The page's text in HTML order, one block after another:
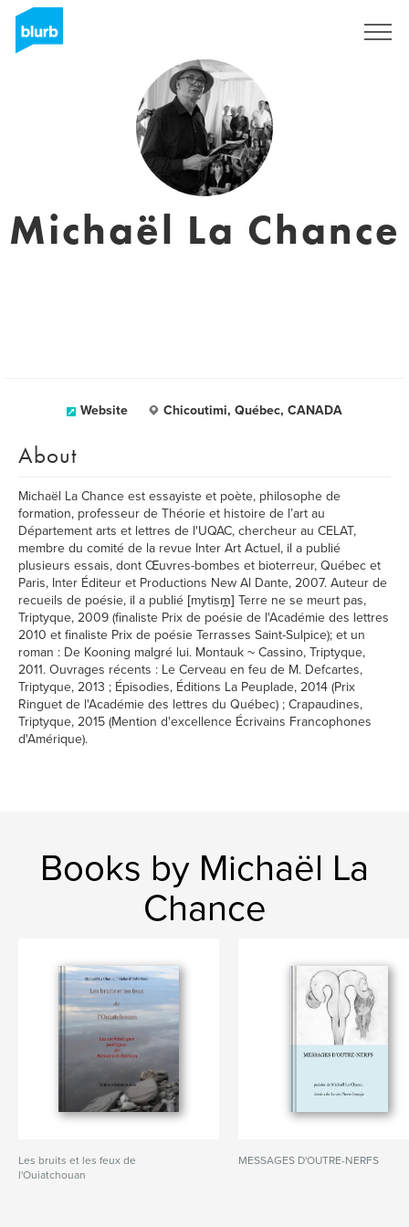
Michaël La Chance
Website Chicoutimi, Québec, CANADA
About
Michaël La Chance est essayiste et poète, philosophe de
formation, professeur de Théorie et histoire de l’art au
Département arts et lettres de l'UQAC, chercheur au CELAT,
membre du comité de la revue Inter Art Actuel, il a publié
plusieurs essais, dont Œuvres-bombes et bioterreur, Québec et
Paris, Inter Éditeur et Productions New Al Dante, 2007. Auteur de
recueils de poésie, il a publié [mytism̪] Terre ne se meurt pas,
Triptyque, 2009 (finaliste Prix de poésie de l'Académie des lettres
2010 et finaliste Prix de poésie Terrasses Saint-Sulpice); et un
roman : De Kooning malgré lui. Montauk ~ Cassino, Triptyque,
2011. Ouvrages récents : Le Cerveau en feu de M. Defcartes,
Triptyque, 2013 ; Épisodies, Éditions La Peuplade, 2014 (Prix
Ringuet de l'Académie des lettres du Québec) ; Crapaudines,
Triptyque, 2015 (Mention d'excellence Écrivains Francophones
d'Amérique).
Books by Michaël La
Chance
Les bruits et les feux de
l'Ouiatchouan
MESSAGES D'OUTRE-NERFS